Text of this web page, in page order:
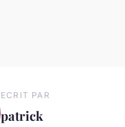
ECRIT PAR
patrick